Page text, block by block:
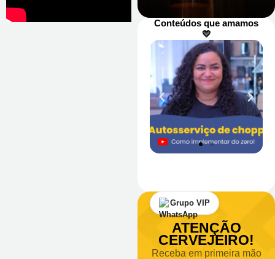
Conteúdos que amamos
💛
Grupo VIP
ATENÇÃO
CERVEJEIRO!
Receba em primeira mão